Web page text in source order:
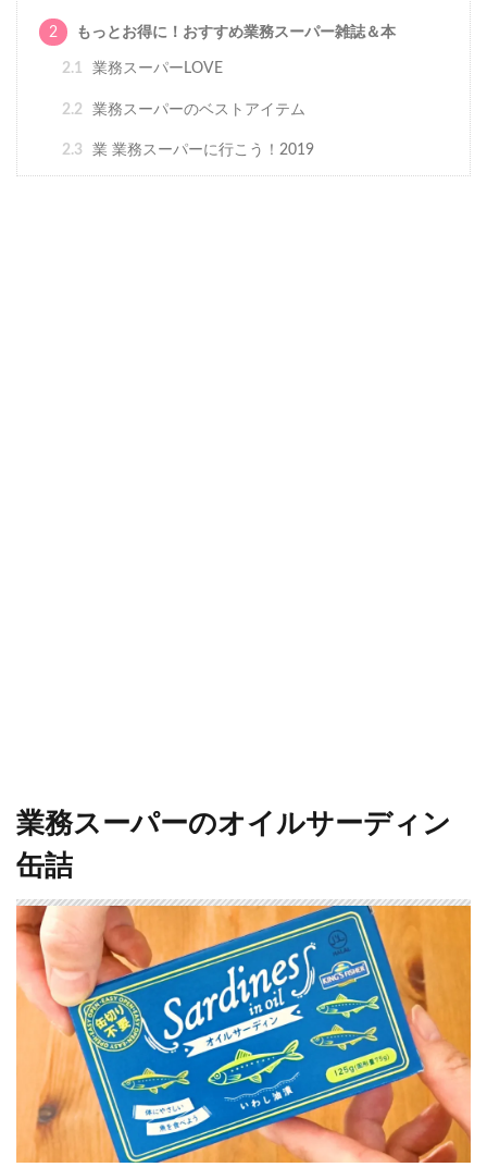
2 もっとお得に！おすすめ業務スーパー雑誌＆本
2.1 業務スーパーLOVE
2.2 業務スーパーのベストアイテム
2.3 業 業務スーパーに行こう！2019
業務スーパーのオイルサーディン
缶詰